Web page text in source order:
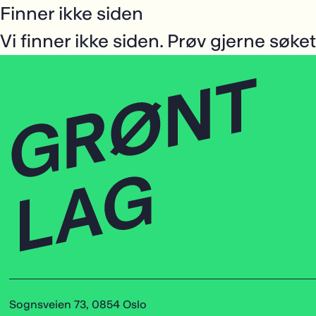
Finner ikke siden
Vi finner ikke siden. Prøv gjerne
Sognsveien 73, 0854 Oslo